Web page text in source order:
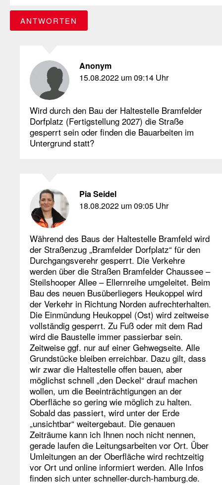
ANTWORTEN
Anonym
15.08.2022 um 09:14 Uhr
Wird durch den Bau der Haltestelle Bramfelder
Dorfplatz (Fertigstellung 2027) die Straße
gesperrt sein oder finden die Bauarbeiten im
Untergrund statt?
Pia Seidel
18.08.2022 um 09:05 Uhr
Während des Baus der Haltestelle Bramfeld wird
der Straßenzug „Bramfelder Dorfplatz“ für den
Durchgangsverehr gesperrt. Die Verkehre
werden über die Straßen Bramfelder Chaussee –
Steilshooper Allee – Ellernreihe umgeleitet. Beim
Bau des neuen Busüberliegers Heukoppel wird
der Verkehr in Richtung Norden aufrechterhalten.
Die Einmündung Heukoppel (Ost) wird zeitweise
vollständig gesperrt. Zu Fuß oder mit dem Rad
wird die Baustelle immer passierbar sein.
Zeitweise ggf. nur auf einer Gehwegseite. Alle
Grundstücke bleiben erreichbar. Dazu gilt, dass
wir zwar die Haltestelle offen bauen, aber
möglichst schnell „den Deckel“ drauf machen
wollen, um die Beeinträchtigungen an der
Oberfläche so gering wie möglich zu halten.
Sobald das passiert, wird unter der Erde
„unsichtbar“ weitergebaut. Die genauen
Zeiträume kann ich Ihnen noch nicht nennen,
gerade laufen die Leitungsarbeiten vor Ort. Über
Umleitungen an der Oberfläche wird rechtzeitig
vor Ort und online informiert werden. Alle Infos
finden sich unter schneller-durch-hamburg.de.